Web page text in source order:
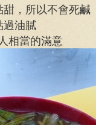
，所以不會死鹹
過油膩
相當的滿意